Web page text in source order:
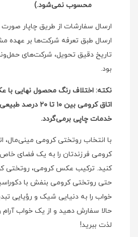
محسوب نمی‌شود.)
ارسال سفارشات از طریق چاپار
ارسال طبق تعرفه شرکت‌ها بر عهده
تاریخ دقیق تحویل، شرکت‌های
بود.
نکته: اختلاف رنگ محصول نهایی
اتاق کرومی بین ۱۰
خدمات چاپی برمی‌گردد.
با انتخاب روتختی کرومی مینی‌مال،
کرومی فرزندتان را به یک فضای
کنید. ترکیب عکس کرومی، روتختی
حتی روتختی کرومی بنفش با
خواب را به دنیایی شیک و رؤیایی
حالا سفارش دهید و از یک خواب
لذت ببرید!